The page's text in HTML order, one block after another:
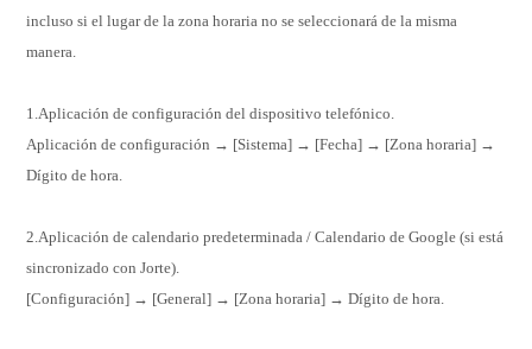
incluso si el lugar de la zona horaria no se seleccionará de la misma
manera.
1.Aplicación de configuración del dispositivo telefónico.
Aplicación de configuración → [Sistema] → [Fecha] → [Zona horaria] →
Dígito de hora.
2.Aplicación de calendario predeterminada / Calendario de Google (si está
sincronizado con Jorte).
[Configuración] → [General] → [Zona horaria] → Dígito de hora.